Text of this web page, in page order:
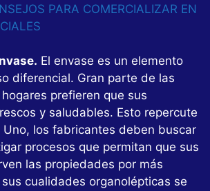
PARA COMERCIALIZAR EN
El envase es un elemento
diferencial. Gran parte de las
prefieren que sus
y saludables. Esto repercute
los fabricantes deben buscar
procesos que permitan que sus
las propiedades por más
cualidades organolépticas se